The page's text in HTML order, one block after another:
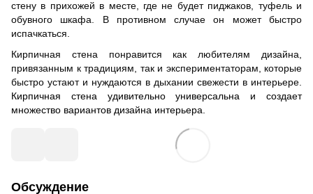
стену в прихожей в месте, где не будет пиджаков, туфель и
обувного шкафа. В противном случае он может быстро
испачкаться.
Кирпичная стена понравится как любителям дизайна,
привязанным к традициям, так и экспериментаторам, которые
быстро устают и нуждаются в дыхании свежести в интерьере.
Кирпичная стена удивительно универсальна и создает
множество вариантов дизайна интерьера.
Обсуждение